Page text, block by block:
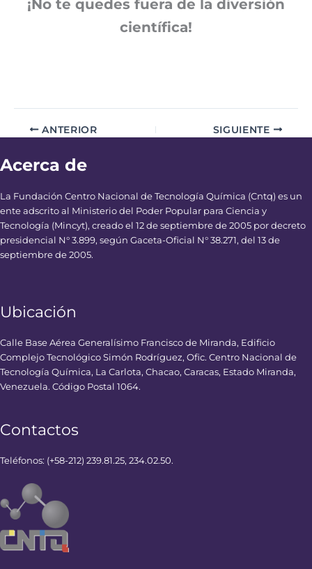
¡No te quedes fuera de la diversión
científica!
ANTERIOR SIGUIENTE
Acerca de
La Fundación Centro Nacional de Tecnología Química (Cntq) es un
ente adscrito al Ministerio del Poder Popular para Ciencia y
Tecnología (Mincyt), creado el 12 de septiembre de 2005 por decreto
presidencial N° 3.899, según Gaceta-Oficial N° 38.271, del 13 de
septiembre de 2005.
Ubicación
Calle Base Aérea Generalísimo Francisco de Miranda, Edificio
Complejo Tecnológico Simón Rodríguez, Ofic. Centro Nacional de
Tecnología Química, La Carlota, Chacao, Caracas, Estado Miranda,
Venezuela. Código Postal 1064.
Contactos
Teléfonos: (+58-212) 239.81.25, 234.02.50.